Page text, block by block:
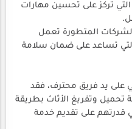
تركز على تحسين مهارات
المتطورة تعمل
تساعد على ضمان سلامة
على يد فريق محترف، فقد
تحميل وتفريغ الأثاث بطريقة
قدرتهم على تقديم خدمة